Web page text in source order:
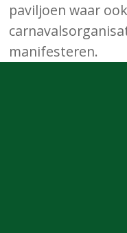
paviljoen waar
manifesteren.